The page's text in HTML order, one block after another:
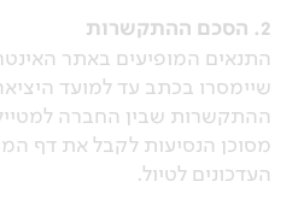
2. הסכם ההתקשרות
התנאים המופיעים באתר
שיימסרו בכתב עד למועד
ההתקשרות שבין החברה
מסוכן הנסיעות לקבל את דף
העדכונים לטיול.